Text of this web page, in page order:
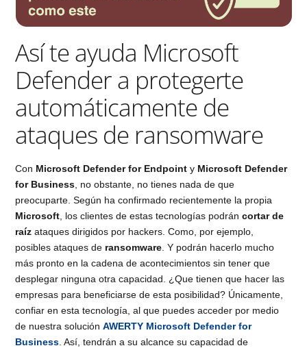
Así te ayuda Microsoft
Defender a protegerte
automáticamente de
ataques de ransomware
Con Microsoft Defender for Endpoint y Microsoft Defender
for Business , no obstante, no tienes nada de que
preocuparte. Según ha confirmado recientemente la propia
Microsoft , los clientes de estas tecnologías podráncortar de
raízataques dirigidos por hackers. Como, por ejemplo,
posibles ataques de ransomware . Y podrán hacerlo mucho
más pronto en la cadena de acontecimientos sin tener que
desplegar ninguna otra capacidad. ¿Que tienen que hacer las
empresas para beneficiarse de esta posibilidad? Únicamente,
confiar en esta tecnología, al que puedes acceder por medio
de nuestra soluciónAWERTY Microsoft Defender for
Business . Así, tendrán a su alcance su capacidad de